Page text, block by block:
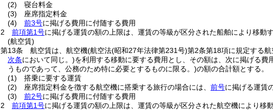
(2)
寝台料金
(3)
座席指定料金
(4)
前3号に掲げる費用に付随する費用
2
前項第1号に掲げる運賃の額の上限は、運賃の等級が区分された船舶により移動
(航空賃)
第13条
航空賃は、航空機(航空法(昭和27年法律第231号)第2条第18項に規定する
次条において同じ。)を利用する移動に要する費用とし、その額は、次に掲げる費
うものであって、公務のため特に必要とするものに限る。)の額の合計額とする。
(1)
搭乗に要する運賃
(2)
座席指定料金を徴する航空機に搭乗する旅行の場合には、 前号に掲げる運賃
(3)
前2号に掲げる費用に付随する費用
2
前項第1号に掲げる運賃の額の上限は、運賃の等級が区分された航空機により移